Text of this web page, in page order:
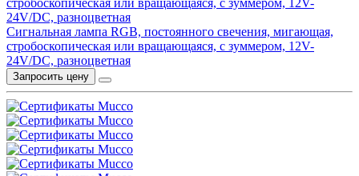
Сигнальная лампа RGB, постоянного свечения, мигающая,
стробоскопическая или вращающаяся, с зуммером, 12V-
24V/DC, разноцветная
Запросить цену